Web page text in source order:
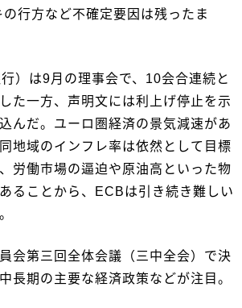
行方など不確定要因は残ったま
）は9月の理事会で、10会合連続と
た一方、声明文には利上げ停止を示
んだ。ユーロ圏経済の景気減速があ
地域のインフレ率は依然として目標
労働市場の逼迫や原油高といった物
ることから、ECBは引き続き難しい
会第三回全体会議（三中全会）で決
長期の主要な経済政策などが注目。